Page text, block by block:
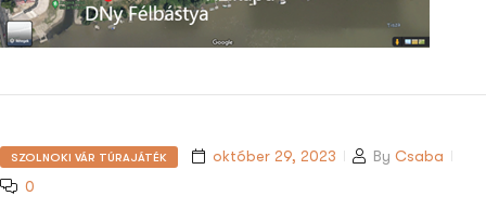
SZOLNOKI VÁR TÚRAJÁTÉK október 29, 2023 By Csaba
0